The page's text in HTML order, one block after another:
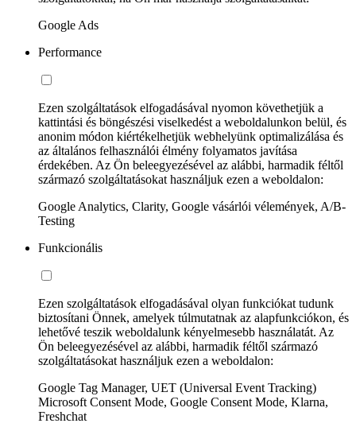
Google Ads
Performance
Ezen szolgáltatások elfogadásával nyomon követhetjük a
kattintási és böngészési viselkedést a weboldalunkon belül, és
anonim módon kiértékelhetjük webhelyünk optimalizálása és
az általános felhasználói élmény folyamatos javítása
érdekében. Az Ön beleegyezésével az alábbi, harmadik féltől
származó szolgáltatásokat használjuk ezen a weboldalon:
Google Analytics, Clarity, Google vásárlói vélemények, A/B-
Testing
Funkcionális
Ezen szolgáltatások elfogadásával olyan funkciókat tudunk
biztosítani Önnek, amelyek túlmutatnak az alapfunkciókon, és
lehetővé teszik weboldalunk kényelmesebb használatát. Az
Ön beleegyezésével az alábbi, harmadik féltől származó
szolgáltatásokat használjuk ezen a weboldalon:
Google Tag Manager, UET (Universal Event Tracking)
Microsoft Consent Mode, Google Consent Mode, Klarna,
Freshchat